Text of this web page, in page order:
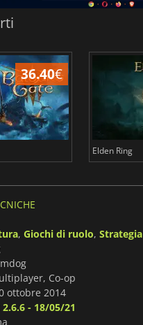
36.40€
Elden Ring
, Giochi di ruolo, Strategia
Co-op
ottobre 2014
2.6.6 - 18/05/21